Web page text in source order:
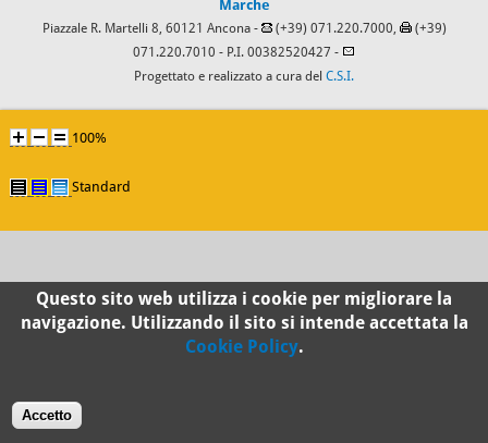
Marche
Piazzale R. Martelli 8, 60121 Ancona - (+39) 071.220.7000,
(+39)
071.220.7010 - P.I. 00382520427 -
Progettato e realizzato a cura del C.S.I.
100%
Standard
Questo sito web utilizza i cookie per migliorare la
navigazione. Utilizzando il sito si intende accettata la
Cookie Policy.
Accetto